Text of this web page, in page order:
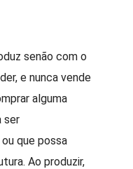
senão com o
e nunca vende
alguma
ser
que possa
Ao produzir,